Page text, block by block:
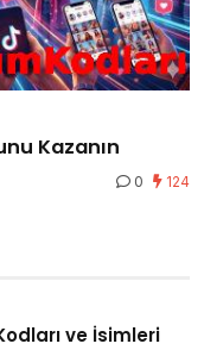
Kazanın
0 124
ve İsimleri